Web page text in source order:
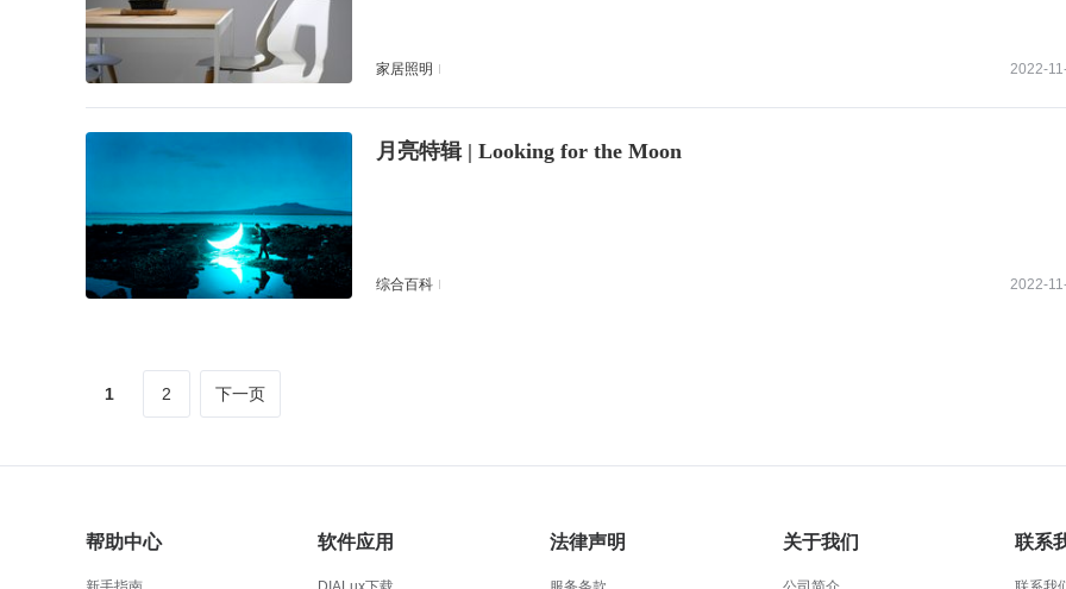
家居照明 2022-
月亮特辑 | Looking for the Moon
综合百科 2022-
1 2 下一页
帮助中心 软件应用 法律声明 关于我们 联系